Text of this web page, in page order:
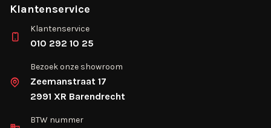
Klantenservice
Klantenservice
010 292 10 25
Bezoek onze showroom
Zeemanstraat 17
2991 XR Barendrecht
BTW nummer